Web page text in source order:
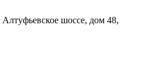
шоссе, дом 48,